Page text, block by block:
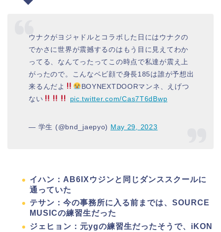
ウナクがヨジャドルとコラボした日にはウナクの
でかさに世界が震撼するのはもう目に見えてわか
ってる、なんてったってこの時点で私達が震え上
がったので。こんなベビ顔で身長185は誰が予想出
来るんだよ
BOYNEXTDOORマンネ、えげつ
ない
pic.twitter.com/Cas7T6dBwp
— 学生 (@bnd_jaepyo) May 29, 2023
イハン：AB6IXウジンと同じダンススクールに
通っていた
テサン：今の事務所に入る前までは、SOURCE
MUSICの練習生だった
ジェヒョン：元ygの練習生だったそうで、iKON